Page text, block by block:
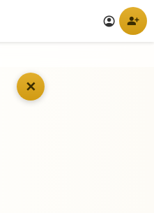
account_circle person_add
✕